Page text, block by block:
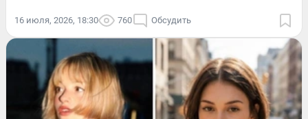
16 июля, 2026, 18:30 760 Обсудить